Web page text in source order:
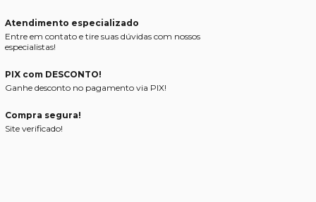
Atendimento especializado
Entre em contato e tire suas dúvidas com nossos
especialistas!
PIX com DESCONTO!
Ganhe desconto no pagamento via PIX!
Compra segura!
Site verificado!